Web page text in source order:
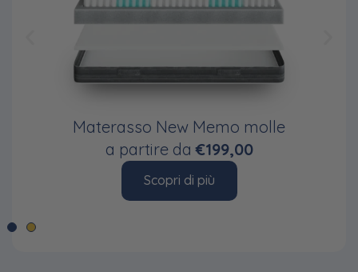
Materasso New Memo molle
a partire da€199,00
Scopri di più